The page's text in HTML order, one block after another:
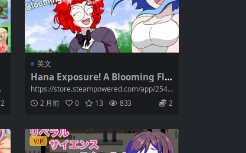
2
英文
Hana Exposure! A Blooming Flo
wer~ Ver1.55 Final [英文]
https://store.steampowered.com/app/2545
0...
2 月前 0 13 833 2
VIP